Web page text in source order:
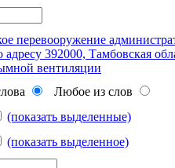
перевооружение
392000, Тамбовская
вентиляции
Любое из слов
(показать выделенные)
(показать выделенное)